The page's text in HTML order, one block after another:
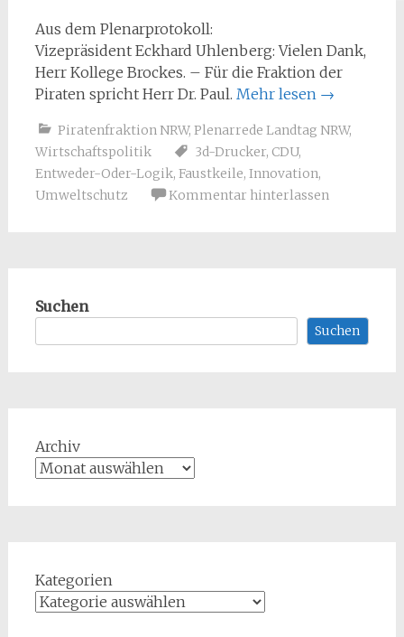
Aus dem Plenarprotokoll:
Vizepräsident Eckhard Uhlenberg: Vielen Dank,
Herr Kollege Brockes. – Für die Fraktion der
Piraten spricht Herr Dr. Paul. Mehr lesen →
Piratenfraktion NRW, Plenarrede Landtag NRW,
Wirtschaftspolitik
3d-Drucker, CDU,
Entweder-Oder-Logik, Faustkeile, Innovation,
Umweltschutz
Kommentar hinterlassen
Suchen
Suchen
Archiv
Kategorien